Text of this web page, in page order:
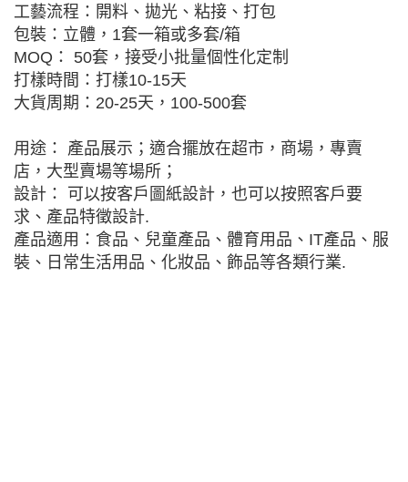
工藝流程：開料、拋光、粘接、打包
包裝：立體，1套一箱或多套/箱
MOQ： 50套，接受小批量個性化定制
打樣時間：打樣10-15天
大貨周期：20-25天，100-500套
用途： 產品展示；適合擺放在超市，商場，專賣
店，大型賣場等場所；
設計： 可以按客戶圖紙設計，也可以按照客戶要
求、產品特徵設計.
產品適用：食品、兒童產品、體育用品、IT產品、服
裝、日常生活用品、化妝品、飾品等各類行業.